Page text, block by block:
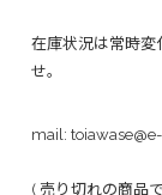
在庫状況は常時変
せ。
mail:
( 売り切れの商品